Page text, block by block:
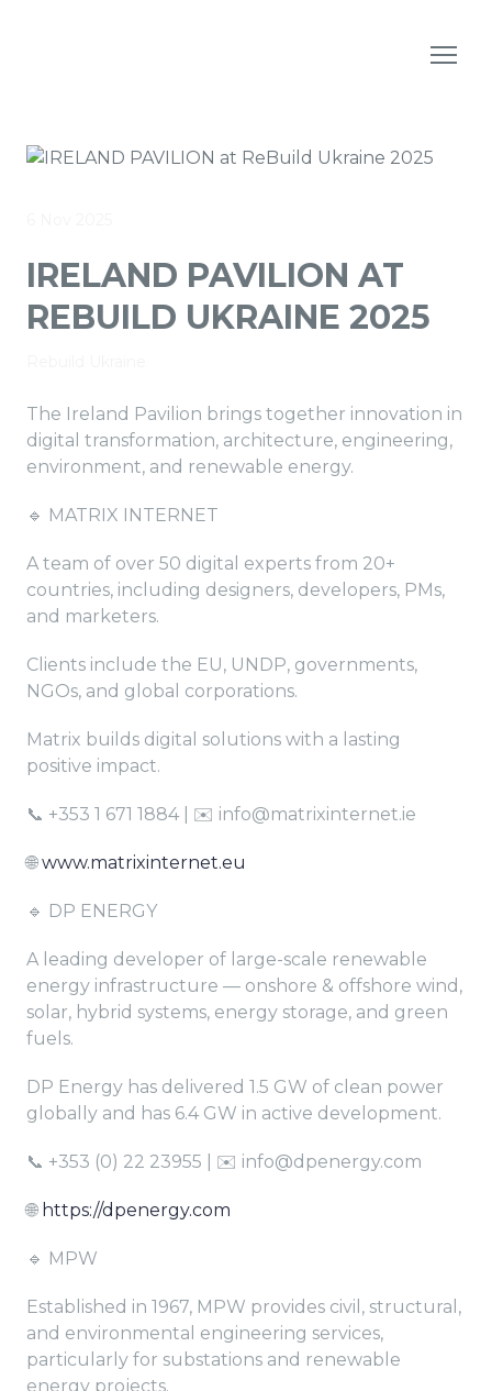
IRELAND PAVILION AT
REBUILD UKRAINE 2025
The Ireland Pavilion brings together innovation in
digital transformation, architecture, engineering,
environment, and renewable energy.
🔹 MATRIX INTERNET
A team of over 50 digital experts from 20+
countries, including designers, developers, PMs,
and marketers.
Clients include the EU, UNDP, governments,
NGOs, and global corporations.
Matrix builds digital solutions with a lasting
positive impact.
📞 +353 1 671 1884 | ✉️ info@matrixinternet.ie
🌐www.matrixinternet.eu
🔹 DP ENERGY
A leading developer of large-scale renewable
energy infrastructure — onshore & offshore wind,
solar, hybrid systems, energy storage, and green
fuels.
DP Energy has delivered 1.5 GW of clean power
globally and has 6.4 GW in active development.
📞 +353 (0) 22 23955 | ✉️ info@dpenergy.com
🌐 https://dpenergy.com
🔹 MPW
Established in 1967, MPW provides civil, structural,
and environmental engineering services,
particularly for substations and renewable
energy projects.